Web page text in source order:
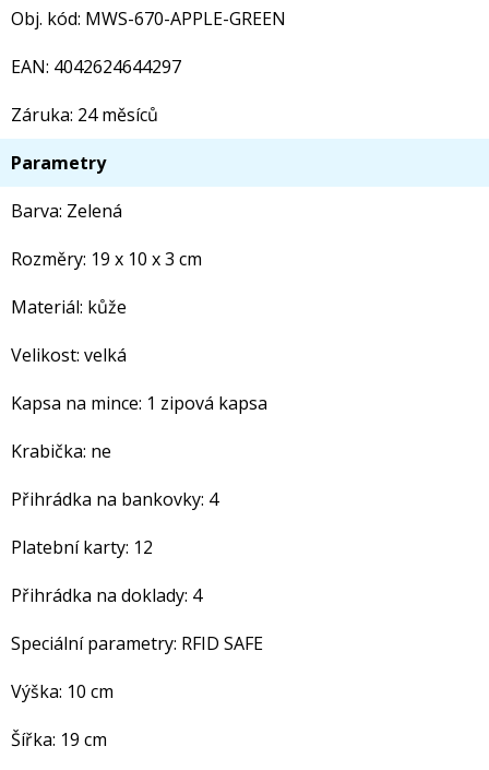
Obj. kód: MWS-670-APPLE-GREEN
EAN: 4042624644297
Záruka: 24 měsíců
Parametry
Barva: Zelená
Rozměry: 19 x 10 x 3 cm
Materiál: kůže
Velikost: velká
Kapsa na mince: 1 zipová kapsa
Krabička: ne
Přihrádka na bankovky: 4
Platební karty: 12
Přihrádka na doklady: 4
Speciální parametry: RFID SAFE
Výška: 10 cm
Šířka: 19 cm